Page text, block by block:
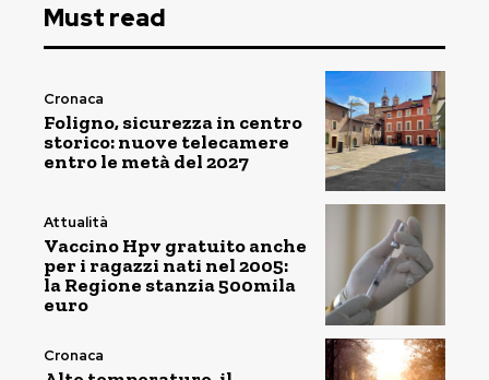
Must read
Cronaca
Foligno, sicurezza in centro
storico: nuove telecamere
entro le metà del 2027
Attualità
Vaccino Hpv gratuito anche
per i ragazzi nati nel 2005:
la Regione stanzia 500mila
euro
Cronaca